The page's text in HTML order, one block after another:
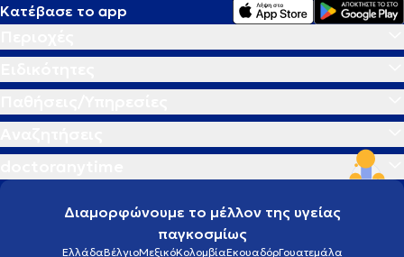
Κατέβασε το app
Διαμορφώνουμε το μέλλον της υγείας
παγκοσμίως
ΕλλάδαΒέλγιοΜεξικόΚολομβίαΕκουαδόρΓουατεμάλα